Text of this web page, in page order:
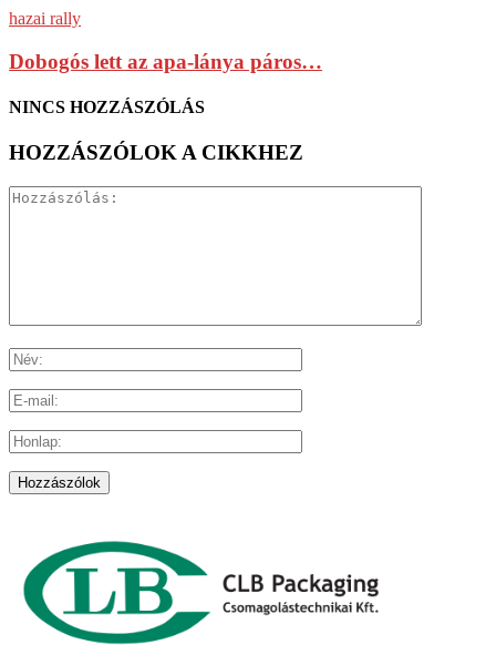
hazai rally
Dobogós lett az apa-lánya páros…
NINCS HOZZÁSZÓLÁS
HOZZÁSZÓLOK A CIKKHEZ